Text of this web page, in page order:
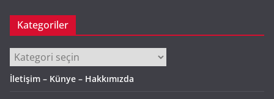
Kategoriler
Kategoriler
İletişim – Künye – Hakkımızda